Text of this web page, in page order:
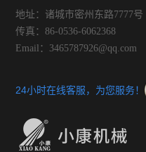
地址：诸城市密州东路7777号
传真：86-0536-6062368
Email：3465787926@qq.com
24小时在线客服，为您服务！